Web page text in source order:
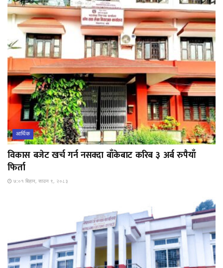
आर्थिक
विकास बजेट खर्च गर्न नसक्दा बाँकेबाट करिब ३ अर्ब रुपैयाँ
फिर्ता
७:०१ बिहान, साउन ९, २०८३